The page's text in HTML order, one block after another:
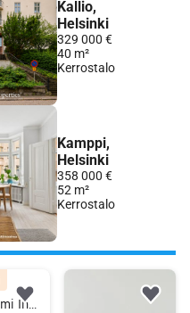
Alessi Mami Inox-lautanen 33cm